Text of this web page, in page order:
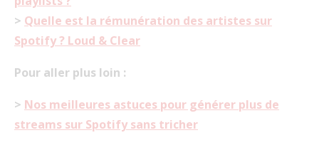
> Quelle est la rémunération des artistes sur
Spotify ? Loud & Clear
Pour aller plus loin :
> Nos meilleures astuces pour générer plus de
streams sur Spotify sans tricher